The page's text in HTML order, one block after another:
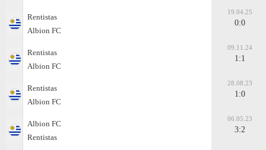
Rentistas
Albion FC
19.04.25
0:0
Rentistas
Albion FC
09.11.24
1:1
Rentistas
Albion FC
28.08.23
1:0
Albion FC
Rentistas
06.05.23
3:2